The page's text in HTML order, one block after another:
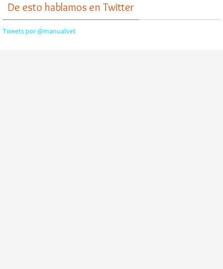
De esto hablamos en Twitter
Tweets por @manualvet